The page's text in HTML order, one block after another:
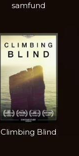
samfund
Climbing Blind